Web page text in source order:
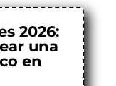
2026:
una
en